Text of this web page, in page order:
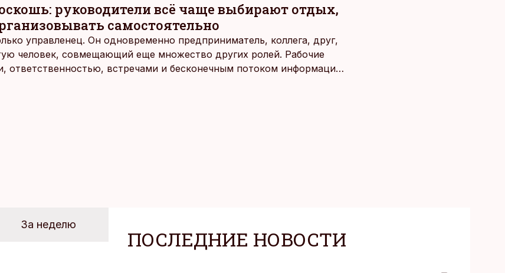
руководители всё чаще выбирают отдых,
самостоятельно
управленец. Он одновременно предприниматель, коллега, друг,
человек, совмещающий еще множество других ролей. Рабочие
ответственностью, встречами и бесконечным потоком информации,
За неделю
ПОСЛЕДНИЕ НОВОСТИ